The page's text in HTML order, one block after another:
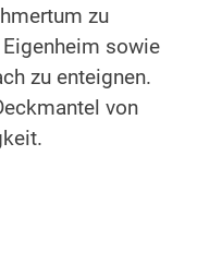
zu
sowie
zu enteignen.
von